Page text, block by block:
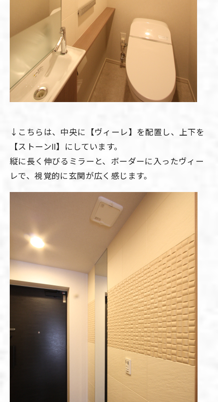
↓こちらは、中央に【ヴィーレ】を配置し、上下を
【ストーンⅡ】にしています。
縦に長く伸びるミラーと、ボーダーに入ったヴィー
レで、視覚的に玄関が広く感じます。